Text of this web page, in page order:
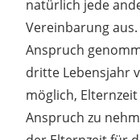
natürlich jede
Vereinbarung
Anspruch
dritte Lebensjahr
möglich,
Anspruch zu